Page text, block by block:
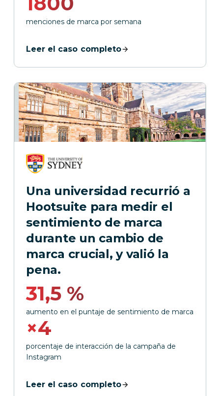
menciones de marca por semana
Leer el caso completo
Una universidad recurrió a
Hootsuite para medir el
sentimiento de marca
durante un cambio de
marca crucial, y valió la
pena.
31,5 %
aumento en el puntaje de sentimiento de marca
×4
porcentaje de interacción de la campaña de
Instagram
Leer el caso completo